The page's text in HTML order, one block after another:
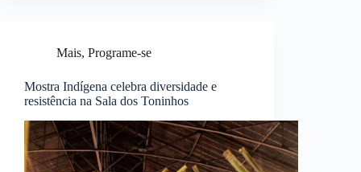
Mais, Programe-se
Mostra Indígena celebra diversidade e
resistência na Sala dos Toninhos